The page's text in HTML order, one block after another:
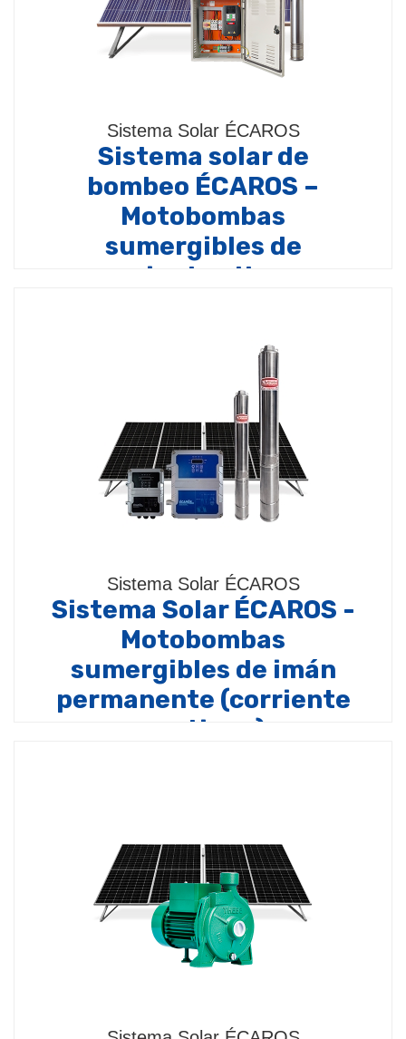
Sistema Solar ÉCAROS
Sistema solar de
bombeo ÉCAROS –
Motobombas
sumergibles de
corriente alterna
Sistema Solar ÉCAROS
Sistema Solar ÉCAROS -
Motobombas
sumergibles de imán
permanente (corriente
continua)